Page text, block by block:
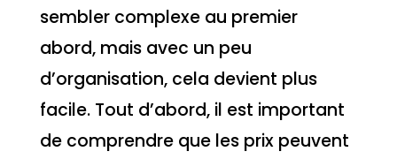
sembler complexe au premier
abord, mais avec un peu
d’organisation, cela devient plus
facile. Tout d’abord, il est important
de comprendre que les prix peuvent